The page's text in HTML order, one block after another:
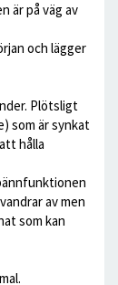
är på väg av
och lägger
Plötsligt
som är synkat
hålla
av men
som kan